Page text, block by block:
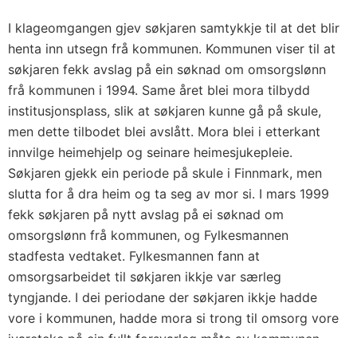
I klageomgangen gjev søkjaren samtykkje til at det blir
henta inn utsegn frå kommunen. Kommunen viser til at
søkjaren fekk avslag på ein søknad om omsorgslønn
frå kommunen i 1994. Same året blei mora tilbydd
institusjonsplass, slik at søkjaren kunne gå på skule,
men dette tilbodet blei avslått. Mora blei i etterkant
innvilge heimehjelp og seinare heimesjukepleie.
Søkjaren gjekk ein periode på skule i Finnmark, men
slutta for å dra heim og ta seg av mor si. I mars 1999
fekk søkjaren på nytt avslag på ei søknad om
omsorgslønn frå kommunen, og Fylkesmannen
stadfesta vedtaket. Fylkesmannen fann at
omsorgsarbeidet til søkjaren ikkje var særleg
tyngjande. I dei periodane der søkjaren ikkje hadde
vore i kommunen, hadde mora si trong til omsorg vore